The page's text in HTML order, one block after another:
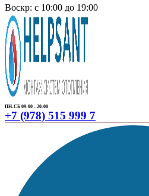
Воскр: с 10:00 до 19:00
ПН-СБ 09:00 - 20:00
+7 (978) 515 999 7